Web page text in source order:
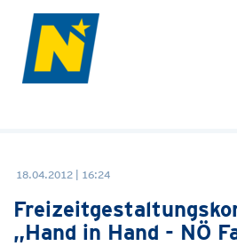
18.04.2012 | 16:24
„Hand in Hand - NÖ